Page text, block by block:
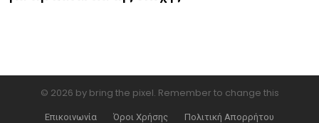
© 2026 by bring the pixel. Remember to change this
Επικοινωνία
Όροι Χρήσης Πολιτική Απορρήτου